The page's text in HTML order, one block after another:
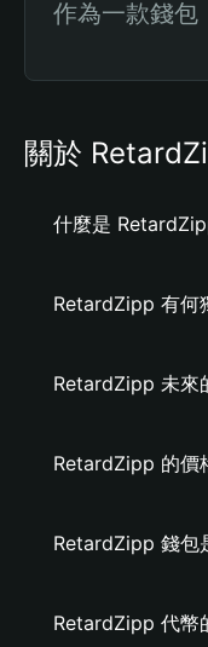
作為一款錢包
關於
什麼是
RetardZipp 有何
RetardZipp 未來
RetardZipp 的價
RetardZipp 錢包
RetardZipp 代幣